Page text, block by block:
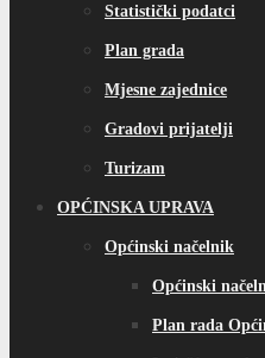
Statistički podatci
Plan grada
Mjesne zajednice
Gradovi prijatelji
Turizam
OPĆINSKA UPRAVA
Općinski načelnik
Općinski
Plan rada